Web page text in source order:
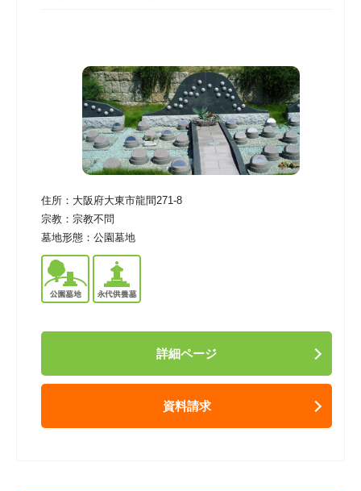
住所： 大阪府大東市龍間271-8
宗教： 宗教不問
墓地形態： 公園墓地
詳細ページ
資料請求